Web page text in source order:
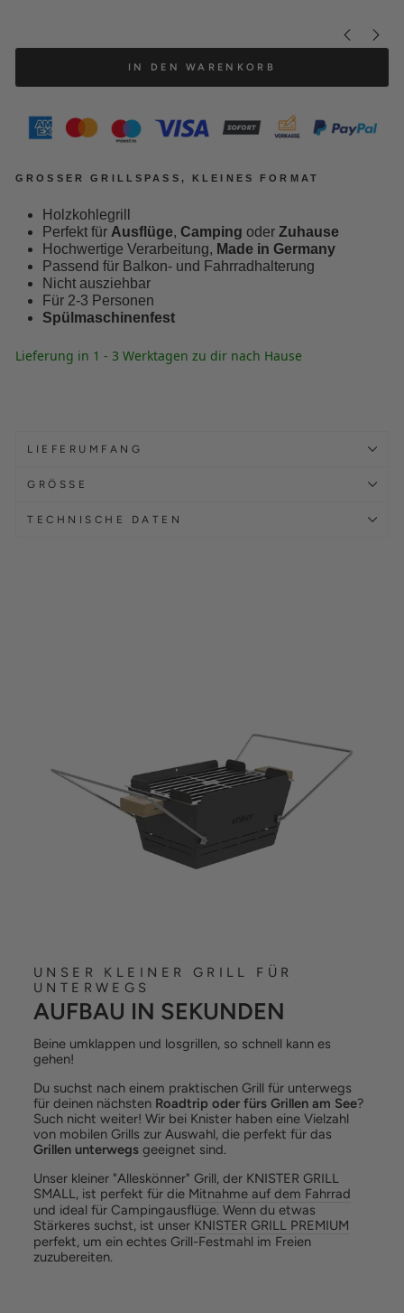
IN DEN WARENKORB
GROSSER GRILLSPASS, KLEINES FORMAT
Holzkohlegrill
Perfekt für Ausflüge, Camping oder Zuhause
Hochwertige Verarbeitung, Made in Germany
Passend für Balkon- und Fahrradhalterung
Nicht ausziehbar
Für 2-3 Personen
Spülmaschinenfest
Lieferung in 1 - 3 Werktagen zu dir nach Hause
LIEFERUMFANG
GRÖSSE
TECHNISCHE DATEN
UNSER KLEINER GRILL FÜR
UNTERWEGS
AUFBAU IN SEKUNDEN
Beine umklappen und losgrillen, so schnell kann es
gehen!
Du suchst nach einem praktischen Grill für unterwegs
für deinen nächsten Roadtrip oder fürs Grillen am See?
Such nicht weiter! Wir bei Knister haben eine Vielzahl
von mobilen Grills zur Auswahl, die perfekt für das
Grillen unterwegs geeignet sind.
Unser kleiner "Alleskönner" Grill, der KNISTER GRILL
SMALL, ist perfekt für die Mitnahme auf dem Fahrrad
und ideal für Campingausflüge. Wenn du etwas
Stärkeres suchst, ist unser KNISTER GRILL PREMIUM
perfekt, um ein echtes Grill-Festmahl im Freien
zuzubereiten.